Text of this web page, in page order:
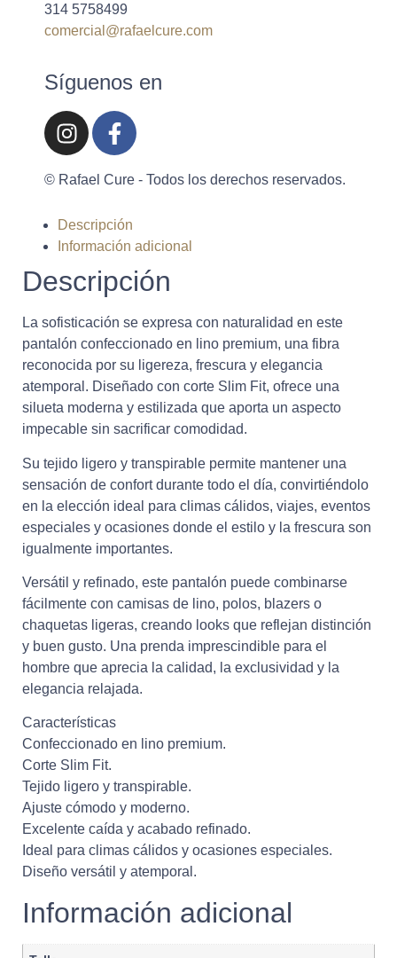
314 5758499
comercial@rafaelcure.com
Síguenos en
© Rafael Cure - Todos los derechos reservados.
Descripción
Información adicional
Descripción
La sofisticación se expresa con naturalidad en este
pantalón confeccionado en lino premium, una fibra
reconocida por su ligereza, frescura y elegancia
atemporal. Diseñado con corte Slim Fit, ofrece una
silueta moderna y estilizada que aporta un aspecto
impecable sin sacrificar comodidad.
Su tejido ligero y transpirable permite mantener una
sensación de confort durante todo el día, convirtiéndolo
en la elección ideal para climas cálidos, viajes, eventos
especiales y ocasiones donde el estilo y la frescura son
igualmente importantes.
Versátil y refinado, este pantalón puede combinarse
fácilmente con camisas de lino, polos, blazers o
chaquetas ligeras, creando looks que reflejan distinción
y buen gusto. Una prenda imprescindible para el
hombre que aprecia la calidad, la exclusividad y la
elegancia relajada.
Características
Confeccionado en lino premium.
Corte Slim Fit.
Tejido ligero y transpirable.
Ajuste cómodo y moderno.
Excelente caída y acabado refinado.
Ideal para climas cálidos y ocasiones especiales.
Diseño versátil y atemporal.
Información adicional